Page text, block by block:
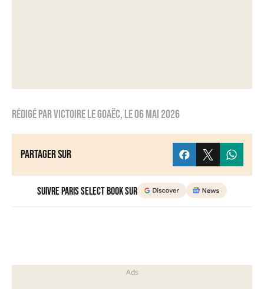
Rédigé parVictoire Le Goaëc, le06 mai 2026
Partager sur
Suivre Paris Select Book sur